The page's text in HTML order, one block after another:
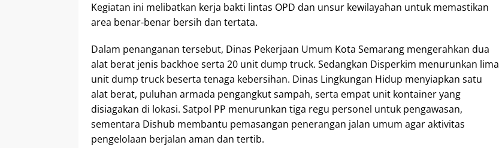
Kegiatan ini melibatkan kerja bakti lintas OPD dan unsur kewilayahan untuk memastikan
area benar-benar bersih dan tertata.
Dalam penanganan tersebut, Dinas Pekerjaan Umum Kota Semarang mengerahkan dua
alat berat jenis backhoe serta 20 unit dump truck. Sedangkan Disperkim menurunkan lima
unit dump truck beserta tenaga kebersihan. Dinas Lingkungan Hidup menyiapkan satu
alat berat, puluhan armada pengangkut sampah, serta empat unit kontainer yang
disiagakan di lokasi. Satpol PP menurunkan tiga regu personel untuk pengawasan,
sementara Dishub membantu pemasangan penerangan jalan umum agar aktivitas
pengelolaan berjalan aman dan tertib.